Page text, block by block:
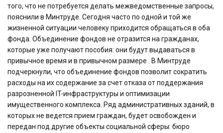
того, что не потребуется делать межведомственные запросы,
пояснили в Минтруде. Сегодня часто по одной и той же
жизненной ситуации человеку приходится обращаться в оба
фонда. Объединение фондов не отразится на гражданах,
которые уже получают пособия: они будут выдаваться в
привычное время и в привычном размере . В Минтруде
подчеркнули, что объединение фондов позволит сократить
расходы на их содержание за счет отказа от поддержания
разрозненной IT-инфраструктуры и оптимизации
имущественного комплекса. Ряд административных зданий, в
которых не ведется прием граждан, будет освобожден и
передан под другие объекты социальной сферы: бюро